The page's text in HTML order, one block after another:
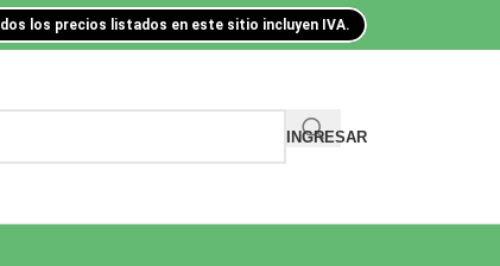
los precios listados en este sitio incluyen IVA.
INGRESAR